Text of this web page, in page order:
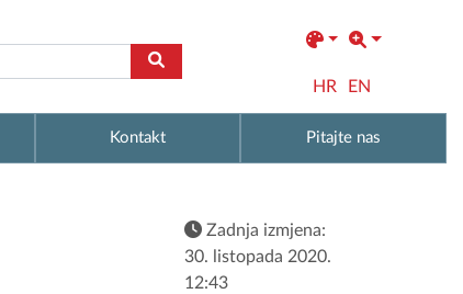
HR EN
Kontakt Pitajte nas
Zadnja izmjena:
30. listopada 2020.
12:43